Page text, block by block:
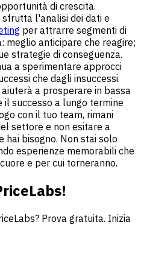
di crescita.
sfrutta l'analisi dei dati e
per attrarre segmenti di
meglio anticipare che reagire;
strategie di conseguenza.
a sperimentare approcci
che dagli insuccessi.
a prosperare in bassa
il successo a lungo termine
con il tuo team, rimani
settore e non esitare a
hai bisogno. Non stai solo
esperienze memorabili che
e per cui torneranno.
Prova gratuita. Inizia